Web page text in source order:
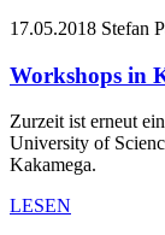
17.05.2018 Stefan
Workshops in
Zurzeit ist erneut
University of
Kakamega.
LESEN